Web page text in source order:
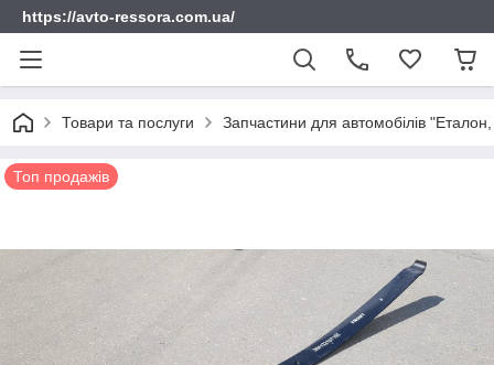
https://avto-ressora.com.ua/
Товари та послуги Запчастини для автомобілів
Топ продажів